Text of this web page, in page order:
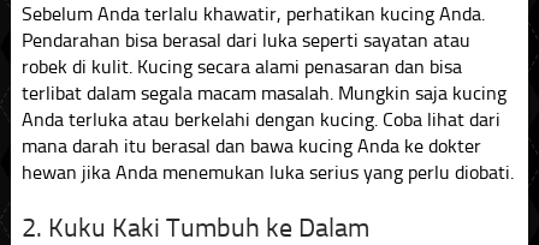
Sebelum Anda terlalu khawatir, perhatikan kucing Anda.
Pendarahan bisa berasal dari luka seperti sayatan atau
robek di kulit. Kucing secara alami penasaran dan bisa
terlibat dalam segala macam masalah. Mungkin saja kucing
Anda terluka atau berkelahi dengan kucing. Coba lihat dari
mana darah itu berasal dan bawa kucing Anda ke dokter
hewan jika Anda menemukan luka serius yang perlu diobati.
2. Kuku Kaki Tumbuh ke Dalam